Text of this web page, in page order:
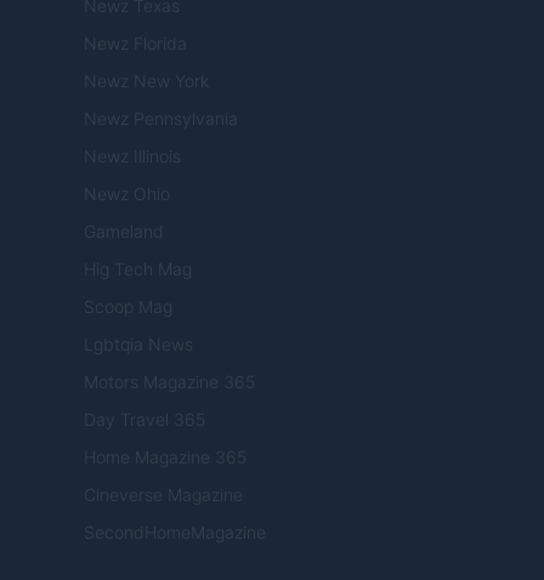
Newz Texas
Newz Florida
Newz New York
Newz Pennsylvania
Newz Illinois
Newz Ohio
Gameland
Hig Tech Mag
Scoop Mag
Lgbtqia News
Motors Magazine 365
Day Travel 365
Home Magazine 365
Cineverse Magazine
SecondHomeMagazine